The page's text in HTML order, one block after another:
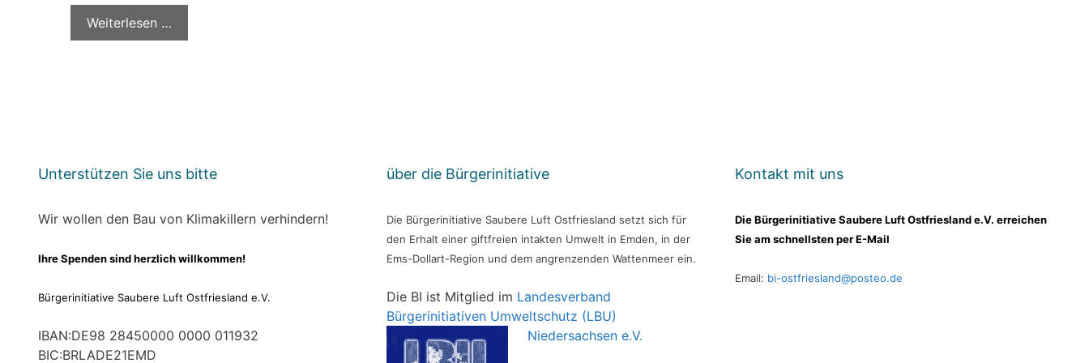
Weiterlesen …
Unterstützen Sie uns bitte
Wir wollen den Bau von Klimakillern verhindern!
Ihre Spenden sind herzlich willkommen!
Bürgerinitiative Saubere Luft Ostfriesland e.V.
IBAN:DE98 28450000 0000 011932
BIC:BRLADE21EMD
über die Bürgerinitiative
Die Bürgerinitiative Saubere Luft Ostfriesland setzt sich für
den Erhalt einer giftfreien intakten Umwelt in Emden, in der
Ems-Dollart-Region und dem angrenzenden Wattenmeer ein.
Die BI ist Mitglied im Landesverband
Bürgerinitiativen Umweltschutz (LBU)
Niedersachsen e.V.
Kontakt mit uns
Die Bürgerinitiative Saubere Luft Ostfriesland e.V. erreichen
Sie am schnellsten per E-Mail
Email: bi-ostfriesland@posteo.de